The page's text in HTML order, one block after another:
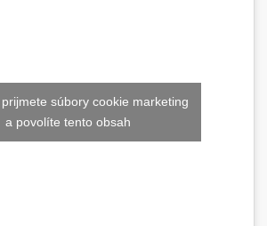
súbory cookie marketing
a povolíte tento obsah